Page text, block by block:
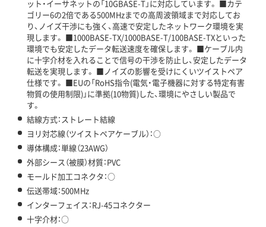
ット・イーサネットの「10GBASE-T」に対応しています。 ■カテ
ゴリー6の2倍である500MHzまでの高周波領域まで対応してお
り、ノイズ干渉にも強く、高速で安定したネットワーク環境を実
現します。 ■1000BASE-TX/1000BASE-T/100BASE-TXといった
環境でも安定したデータ転送速度を確保します。 ■ケーブル内
に十字介材を入れることで信号の干渉を防止し、安定したデータ
転送を実現します。 ■ノイズの影響を受けにくいツイストペア
仕様です。 ■EUの「RoHS指令(電気・電子機器に対する特定有害
物質の使用制限)」に準拠(10物質)した、環境にやさしい製品で
す。
結線方式：ストレート結線
ヨリ対芯線（ツイストペアケーブル）：○
導体構成：単線（23AWG）
外部シース（被膜）材質：PVC
モールド加工コネクタ：○
伝送帯域：500MHz
インターフェイス：RJ-45コネクター
十字介材：○